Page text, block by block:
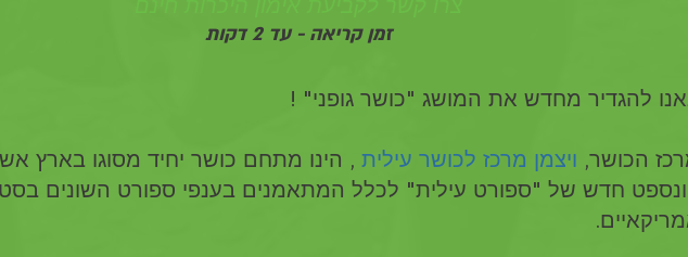
זמן קריאה - עד 2 דקות
להגדיר מחדש את המושג "כושר גופני" !
הכושר, ויצמן מרכז לכושר עילית , הינו מתחם כושר יחיד מסוגו בארץ
חדש של "ספורט עילית" לכלל המתאמנים בענפי ספורט השונים